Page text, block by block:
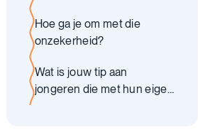
Hoe ga je om met die
onzekerheid?
Wat is jouw tip aan
jongeren die met hun eigen